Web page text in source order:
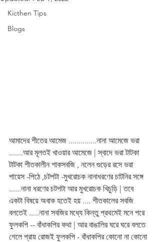
Kicthen Tips
Blogs
আমাদের শীতের আমেজ ..............নানা আমেজে ভরা
.......আর মূলতই খাওয়ার আমেজে | স্বাদে ভরা টাটকা
টাটকা শীতকালীন শাকসবজি , নলেন গুড়ের রসে ভরা
পায়েস -পিঠে ,চটপটা -মুখরোচক নানাধরণের চাটনির সঙ্গে
......নানা ধরণের চটপটা আর মুখরোচক খিচুড়ি | তবে
একটা বিষয়ে অবাক হতেই হয় .... শীতকালের সবজি
বলতেই .....নানা সবজির মধ্যে কিন্তু প্রথমেই মনে পরে
ফুলকপি -- বাঁধাকপির কথা | আর বাঙালির ঘরে ঘরে বলতে
গেলে প্রায় রোজই ফুলকপি - বাঁধাকপির কোনো না কোনো